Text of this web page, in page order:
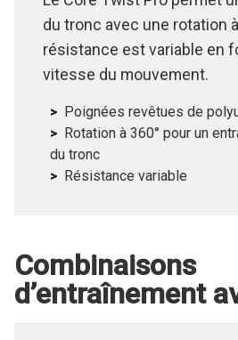
Le Core Twist Pro permet
du tronc avec une rotation
résistance est variable en
vitesse du mouvement.
Poignées revêtues de
Rotation à 360° pour un
Combinaisons
d’entraînement